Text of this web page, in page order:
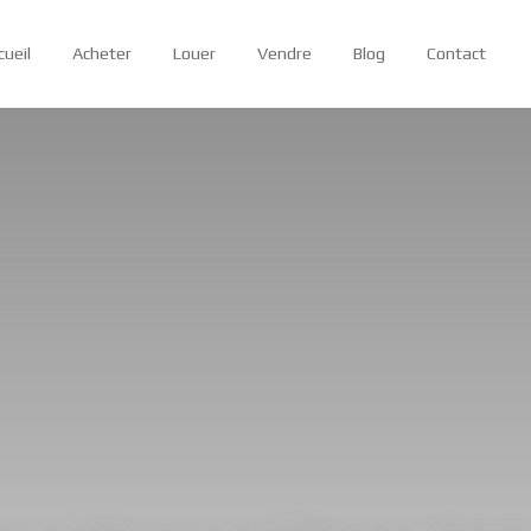
Acheter Louer Vendre Blog Contact